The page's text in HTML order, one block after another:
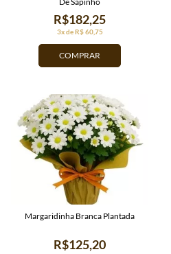
COMPRAR
3x de R$ 60,75
R$182,25
R$125,20
Margaridinha Branca Plantada